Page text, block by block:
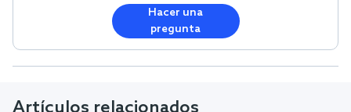
Hacer una
pregunta
Artículos relacionados